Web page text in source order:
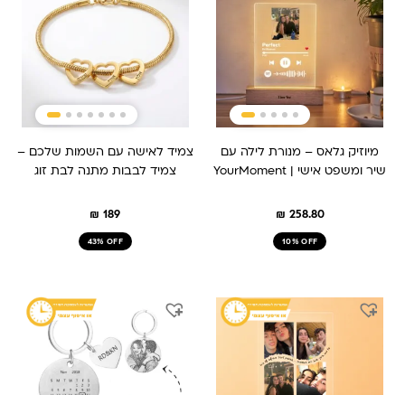
מיוזיק גלאס – מנורת לילה עם
שיר ומשפט אישי | YourMoment
₪ 258.80
10% OFF
צמיד לאישה עם השמות שלכם –
צמיד לבבות מתנה לבת זוג
₪ 189
43% OFF
המחיר
היה:
המחיר
הוא:
המקורי
₪ 209.
הנוכחי
₪ 149.